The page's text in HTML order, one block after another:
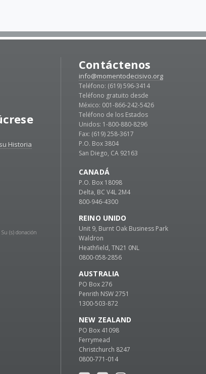
Historia
(s) donación
Contáctenos
info@momentodecisivo.org
Teléfono: (619) 596-3414
Teléfono gratuito desde
México: 001-866-242-5426
Teléfono de los Estados
Unidos: 1-800-880-8296
Fax: (619) 258-3617
P.O. Box 3804
San Diego, CA 92163
CANADÁ
P.O. Box 18098
Delta, BC V4L 2M4
800-946-4300
REINO UNIDO
Unit 9, Burnt Oak Business Park
Waldron
Heathfield, TN21 0NL
0800-058-2856
AUSTRALIA
PO Box 276
Penrith NSW 2751
1300-503-872
NEW ZEALAND
PO Box 41098
Ferrymead
Christchurch 8247
0800-771-014